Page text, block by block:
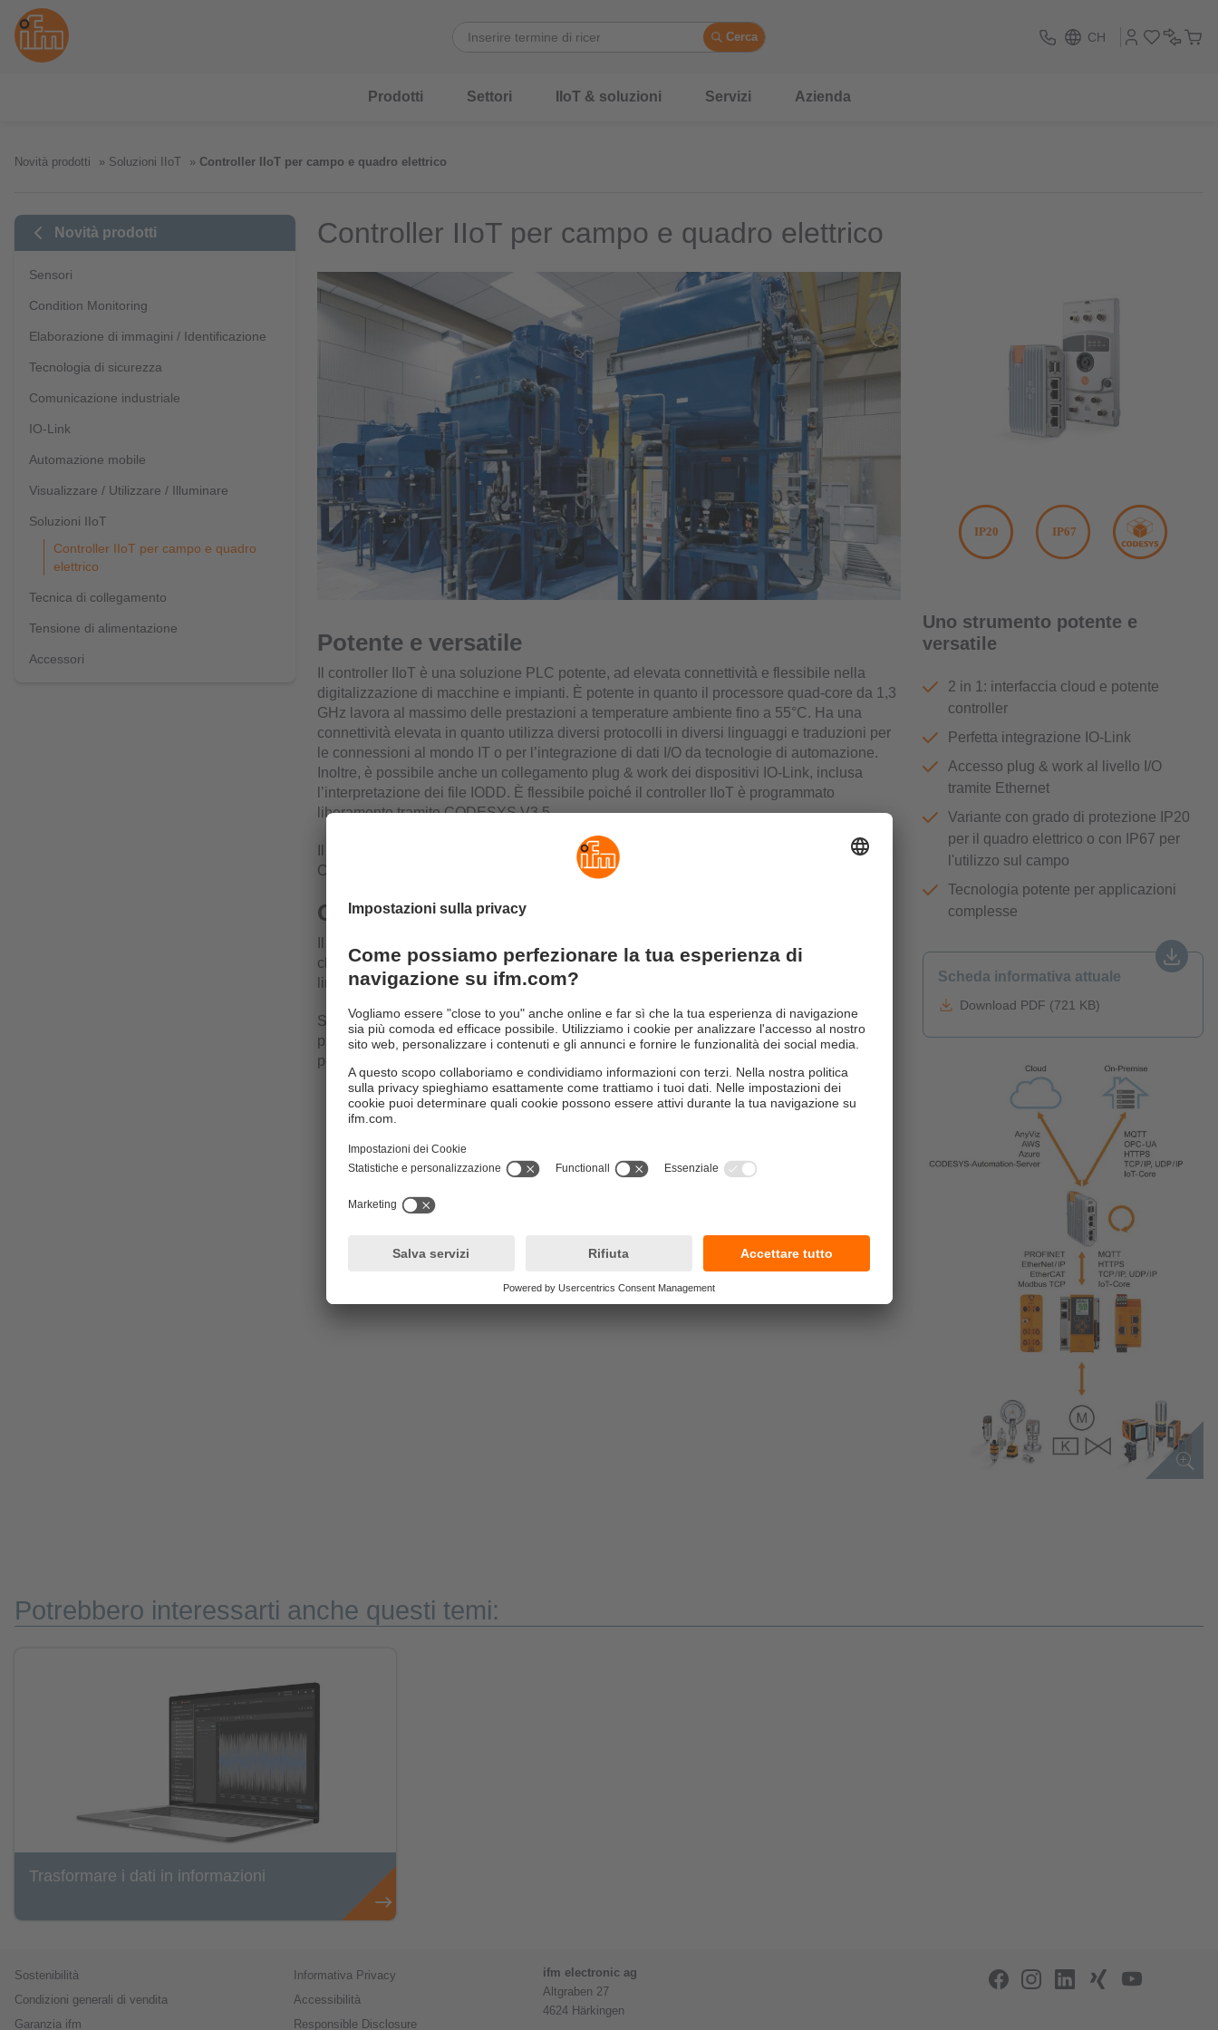
Cerca CH
Prodotti Settori IIoT & soluzioni Servizi Azienda
Novità prodotti Soluzioni IIoT Controller IIoT per campo e quadro elettrico
Novità prodotti
Sensori
Condition Monitoring
Elaborazione di immagini / Identificazione
Tecnologia di sicurezza
Comunicazione industriale
IO-Link
Automazione mobile
Visualizzare / Utilizzare / Illuminare
Soluzioni IIoT
Controller IIoT per campo e quadro
elettrico
Tecnica di collegamento
Tensione di alimentazione
Accessori
Controller IIoT per campo e quadro elettrico
Potente e versatile
Il controller IIoT è una soluzione PLC potente, ad elevata connettività e flessibile nella
digitalizzazione di macchine e impianti. È potente in quanto il processore quad-core da 1,3
GHz lavora al massimo delle prestazioni a temperature ambiente fino a 55°C. Ha una
connettività elevata in quanto utilizza diversi protocolli in diversi linguaggi e traduzioni per
le connessioni al mondo IT o per l’integrazione di dati I/O da tecnologie di automazione.
Inoltre, è possibile anche un collegamento plug & work dei dispositivi IO-Link, inclusa
l’interpretazione dei file IODD. È flessibile poiché il controller IIoT è programmato
liberamente tramite CODESYS V3.5.
Il dispositivo deve essere gestito da remoto? Nessun problema. Il server di automazione
CODESYS consente sia il debug che la visualizzazione web da remoto.
Collegamento a vari cloud
cloud come AWS, Microsoft Azure e AnyViz. Inoltre, il controller IIoT gestisce i comuni
linguaggi standard di digitalizzazione, come OPC UA e MQTT.
Se i dati devono essere acquisiti ed elaborati in tempo reale, si possono utilizzare
protocolli industriali Ethernet come Profinet, EtherCAT, EtherNet/IP oppure Modbus TCP
per leggere e controllare gli I/O.
Uno strumento potente e
versatile
2 in 1: interfaccia cloud e potente
controller
Perfetta integrazione IO-Link
Accesso plug & work al livello I/O
tramite Ethernet
Variante con grado di protezione IP20
per il quadro elettrico o con IP67 per
l'utilizzo sul campo
Tecnologia potente per applicazioni
complesse
Scheda informativa attuale
Download PDF (721 KB)
Potrebbero interessarti anche questi temi:
Trasformare i dati in informazioni
Sostenibilità
Condizioni generali di vendita
Garanzia ifm
Informativa Privacy
Accessibilità
Responsible Disclosure
ifm electronic ag
Altgraben 27
4624 Härkingen